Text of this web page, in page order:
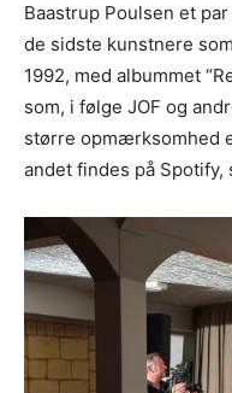
Baastrup Poulsen et
de sidste kunstnere
1992, med albummet
som, i følge JOF og
større opmærksomhed
andet findes på Spotify,